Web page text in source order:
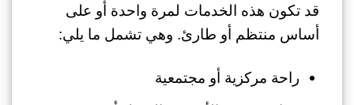
قد تكون هذه الخدمات لمرة واحدة أو على
أساس منتظم أو طارئ. وهي تشمل ما يلي:
راحة مركزية أو مجتمعية